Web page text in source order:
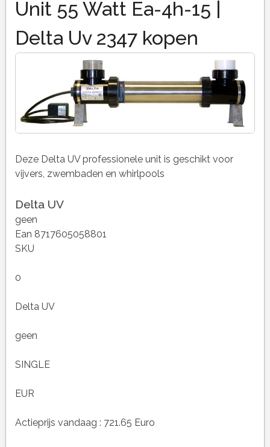
Unit 55 Watt Ea-4h-15 |
Delta Uv 2347 kopen
Deze Delta UV professionele unit is geschikt voor
vijvers, zwembaden en whirlpools
Delta UV
geen
Ean 8717605058801
SKU
0
Delta UV
geen
SINGLE
EUR
Actieprijs vandaag : 721.65 Euro